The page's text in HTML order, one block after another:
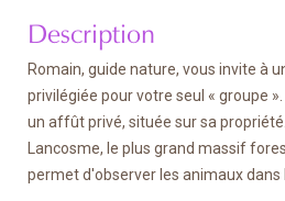
Description
Romain, guide nature, vous invite à
privilégiée pour votre seul « groupe
un affût privé, située sur sa
Lancosme, le plus grand massif
permet d'observer les animaux dans